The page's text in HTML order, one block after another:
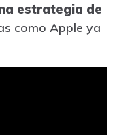
estrategia de
como Apple ya